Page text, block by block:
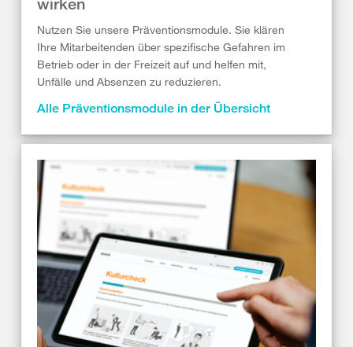
Nutzen Sie unsere Präventionsmodule. Sie klären
Ihre Mitarbeitenden über spezifische Gefahren im
Betrieb oder in der Freizeit auf und helfen mit,
Unfälle und Absenzen zu reduzieren.
Alle Präventionsmodule in der Übersicht